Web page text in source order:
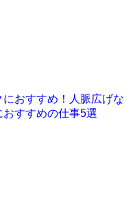
おすすめ！人脈広げな
すすめの仕事5選